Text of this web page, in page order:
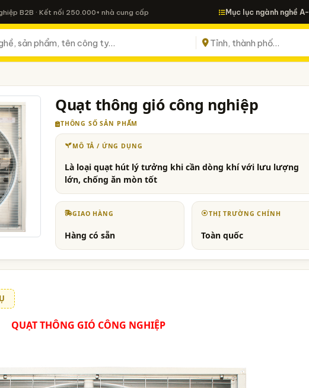
B2B · Kết nối 250.000+ nhà cung cấp Mục lục ngành nghề
Quạt thông gió công nghiệp
THÔNG SỐ SẢN PHẨM
MÔ TẢ / ỨNG DỤNG
Là loại quạt hút lý tưởng khi cần dòng khí với lưu lượng
lớn, chống ăn mòn tốt
GIAO HÀNG
Hàng có sẵn
THỊ TRƯỜNG CHÍNH
Toàn quốc
QUẠT THÔNG GIÓ CÔNG NGHIỆP